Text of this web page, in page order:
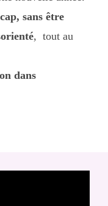
sans être
, tout au
dans